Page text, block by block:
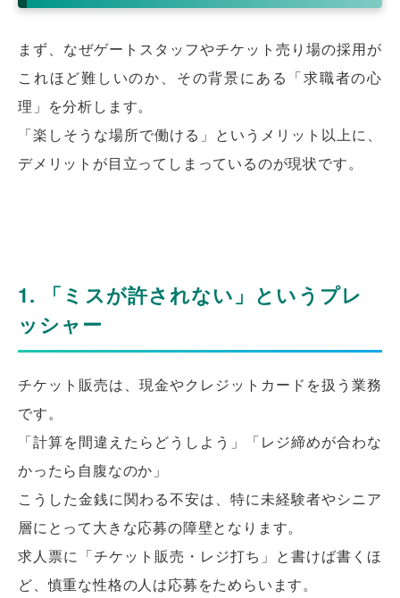
まず、なぜゲートスタッフやチケット売り場の採用が
これほど難しいのか、その背景にある「求職者の心
理」を分析します。
「楽しそうな場所で働ける」というメリット以上に、
デメリットが目立ってしまっているのが現状です。
1. 「ミスが許されない」というプレ
ッシャー
チケット販売は、現金やクレジットカードを扱う業務
です。
「計算を間違えたらどうしよう」「レジ締めが合わな
かったら自腹なのか」
こうした金銭に関わる不安は、特に未経験者やシニア
層にとって大きな応募の障壁となります。
求人票に「チケット販売・レジ打ち」と書けば書くほ
ど、慎重な性格の人は応募をためらいます。